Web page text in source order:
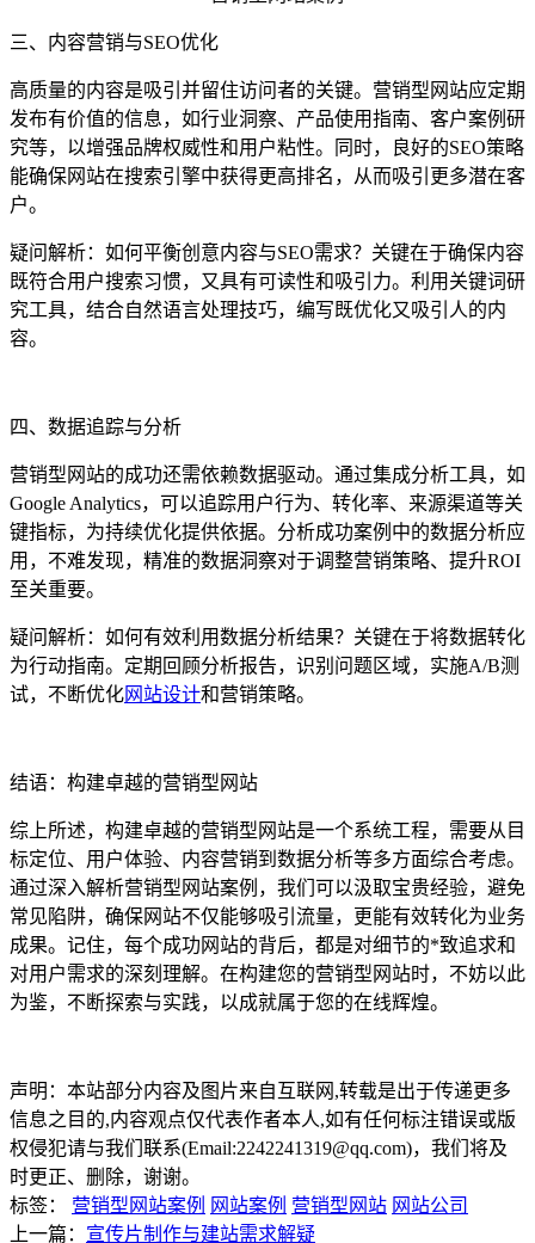
三、内容营销与SEO优化
高质量的内容是吸引并留住访问者的关键。营销型网站应定期
发布有价值的信息，如行业洞察、产品使用指南、客户案例研
究等，以增强品牌权威性和用户粘性。同时，良好的SEO策略
能确保网站在搜索引擎中获得更高排名，从而吸引更多潜在客
户。
疑问解析：如何平衡创意内容与SEO需求？关键在于确保内容
既符合用户搜索习惯，又具有可读性和吸引力。利用关键词研
究工具，结合自然语言处理技巧，编写既优化又吸引人的内
容。
四、数据追踪与分析
营销型网站的成功还需依赖数据驱动。通过集成分析工具，如
Google Analytics，可以追踪用户行为、转化率、来源渠道等关
键指标，为持续优化提供依据。分析成功案例中的数据分析应
用，不难发现，精准的数据洞察对于调整营销策略、提升ROI
至关重要。
疑问解析：如何有效利用数据分析结果？关键在于将数据转化
为行动指南。定期回顾分析报告，识别问题区域，实施A/B测
试，不断优化网站设计和营销策略。
结语：构建卓越的营销型网站
综上所述，构建卓越的营销型网站是一个系统工程，需要从目
标定位、用户体验、内容营销到数据分析等多方面综合考虑。
通过深入解析营销型网站案例，我们可以汲取宝贵经验，避免
常见陷阱，确保网站不仅能够吸引流量，更能有效转化为业务
成果。记住，每个成功网站的背后，都是对细节的*致追求和
对用户需求的深刻理解。在构建您的营销型网站时，不妨以此
为鉴，不断探索与实践，以成就属于您的在线辉煌。
声明：本站部分内容及图片来自互联网,转载是出于传递更多
信息之目的,内容观点仅代表作者本人,如有任何标注错误或版
权侵犯请与我们联系(Email:2242241319@qq.com)，我们将及
时更正、删除，谢谢。
标签：
营销型网站案例 网站案例 营销型网站 网站公司
上一篇： 宣传片制作与建站需求解疑